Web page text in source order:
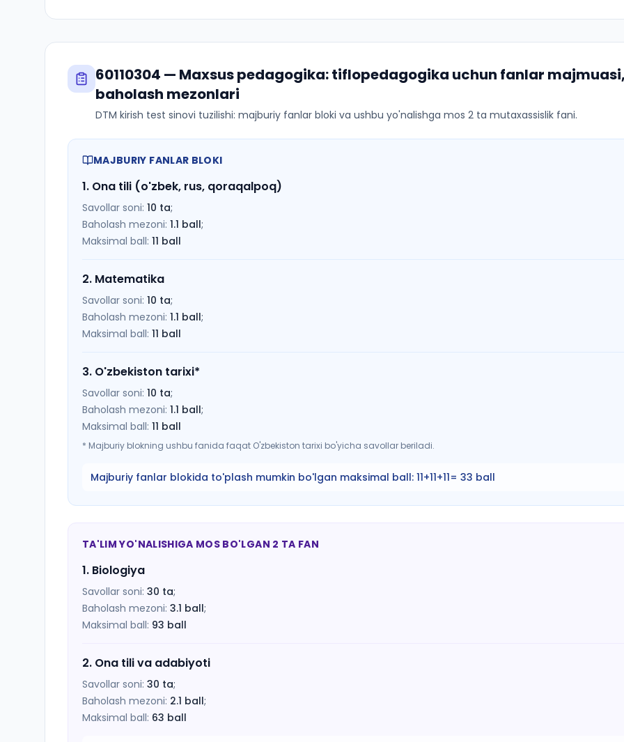
60110304 — Maxsus pedagogika: tiflopedagogika uchun fanlar
baholash mezonlari
DTM kirish test sinovi tuzilishi: majburiy fanlar bloki va ushbu yo'nalishga mos 2 ta mutaxassislik fani.
MAJBURIY FANLAR BLOKI
1. Ona tili (o'zbek, rus, qoraqalpoq)
Savollar soni: 10 ta;
Baholash mezoni: 1.1 ball;
Maksimal ball: 11 ball
2. Matematika
Savollar soni: 10 ta;
Baholash mezoni: 1.1 ball;
Maksimal ball: 11 ball
3. O'zbekiston tarixi*
Savollar soni: 10 ta;
Baholash mezoni: 1.1 ball;
Maksimal ball: 11 ball
* Majburiy blokning ushbu fanida faqat O'zbekiston tarixi bo'yicha savollar beriladi.
Majburiy fanlar blokida to'plash mumkin bo'lgan maksimal ball: 11+11+11= 33 ball
TA'LIM YO'NALISHIGA MOS BO'LGAN 2 TA FAN
1. Biologiya
Savollar soni: 30 ta;
Baholash mezoni: 3.1 ball;
Maksimal ball: 93 ball
2. Ona tili va adabiyoti
Savollar soni: 30 ta;
Baholash mezoni: 2.1 ball;
Maksimal ball: 63 ball